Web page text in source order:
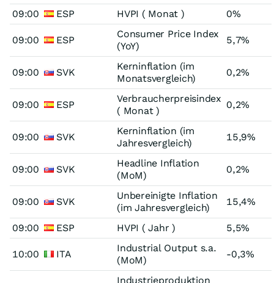
09:00 ESP HVPI ( Monat ) 0%
09:00 ESP
Consumer Price Index
(YoY)
5,7%
09:00 SVK
Kerninflation (im
Monatsvergleich)
0,2%
09:00 ESP
Verbraucherpreisindex
( Monat )
0,2%
09:00 SVK
Kerninflation (im
Jahresvergleich)
15,9%
09:00 SVK
Headline Inflation
(MoM)
0,2%
09:00 SVK
Unbereinigte Inflation
(im Jahresvergleich)
15,4%
09:00 ESP HVPI ( Jahr ) 5,5%
10:00 ITA
Industrial Output s.a.
(MoM)
-0,3%
Industrieproduktion